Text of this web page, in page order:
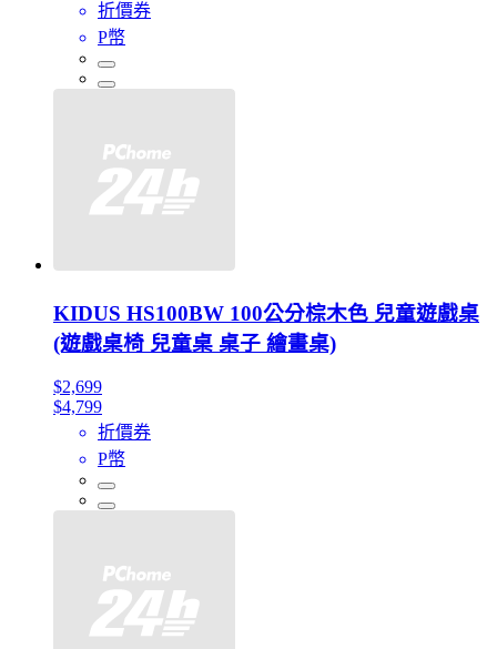
折價券
P幣
KIDUS HS100BW 100公分棕木色 兒童遊戲桌
(遊戲桌椅 兒童桌 桌子 繪畫桌)
$2,699
$4,799
折價券
P幣